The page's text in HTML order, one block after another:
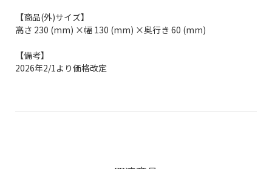
【商品(外)サイズ】
高さ 230 (mm) ×幅 130 (mm) ×奥行き 60 (mm)
【備考】
2026年2/1より価格改定